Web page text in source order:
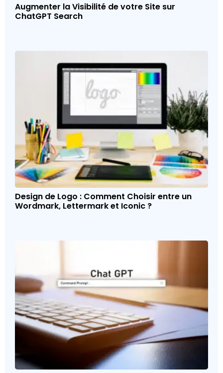
Augmenter la Visibilité de votre Site sur
ChatGPT Search
Design de Logo : Comment Choisir entre un
Wordmark, Lettermark et Iconic ?